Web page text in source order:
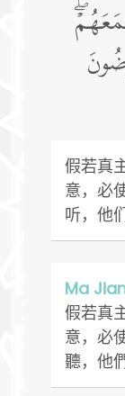
假若真
意，必
听，他
Ma
假若真
意，必
聽，他